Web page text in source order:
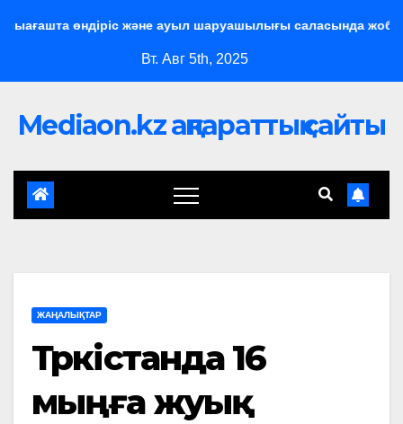
өндіріс және ауыл шаруашылығы саласында жобалар
Вт. Авг 5th, 2025
Mediaon.kz ақпараттық сайты
ЖАҢАЛЫҚТАР
Түркістанда 16
мыңға жуық